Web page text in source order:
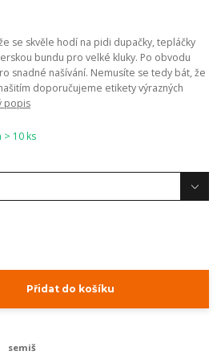
se skvěle hodí na pidi dupačky, tepláčky
bundu pro velké kluky. Po obvodu
snadné našívání. Nemusíte se tedy bát, že
doporučujeme etikety výrazných
popis
> 10 ks
Přidat do košíku
semiš